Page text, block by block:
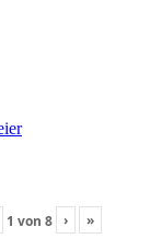
1 von8 › »